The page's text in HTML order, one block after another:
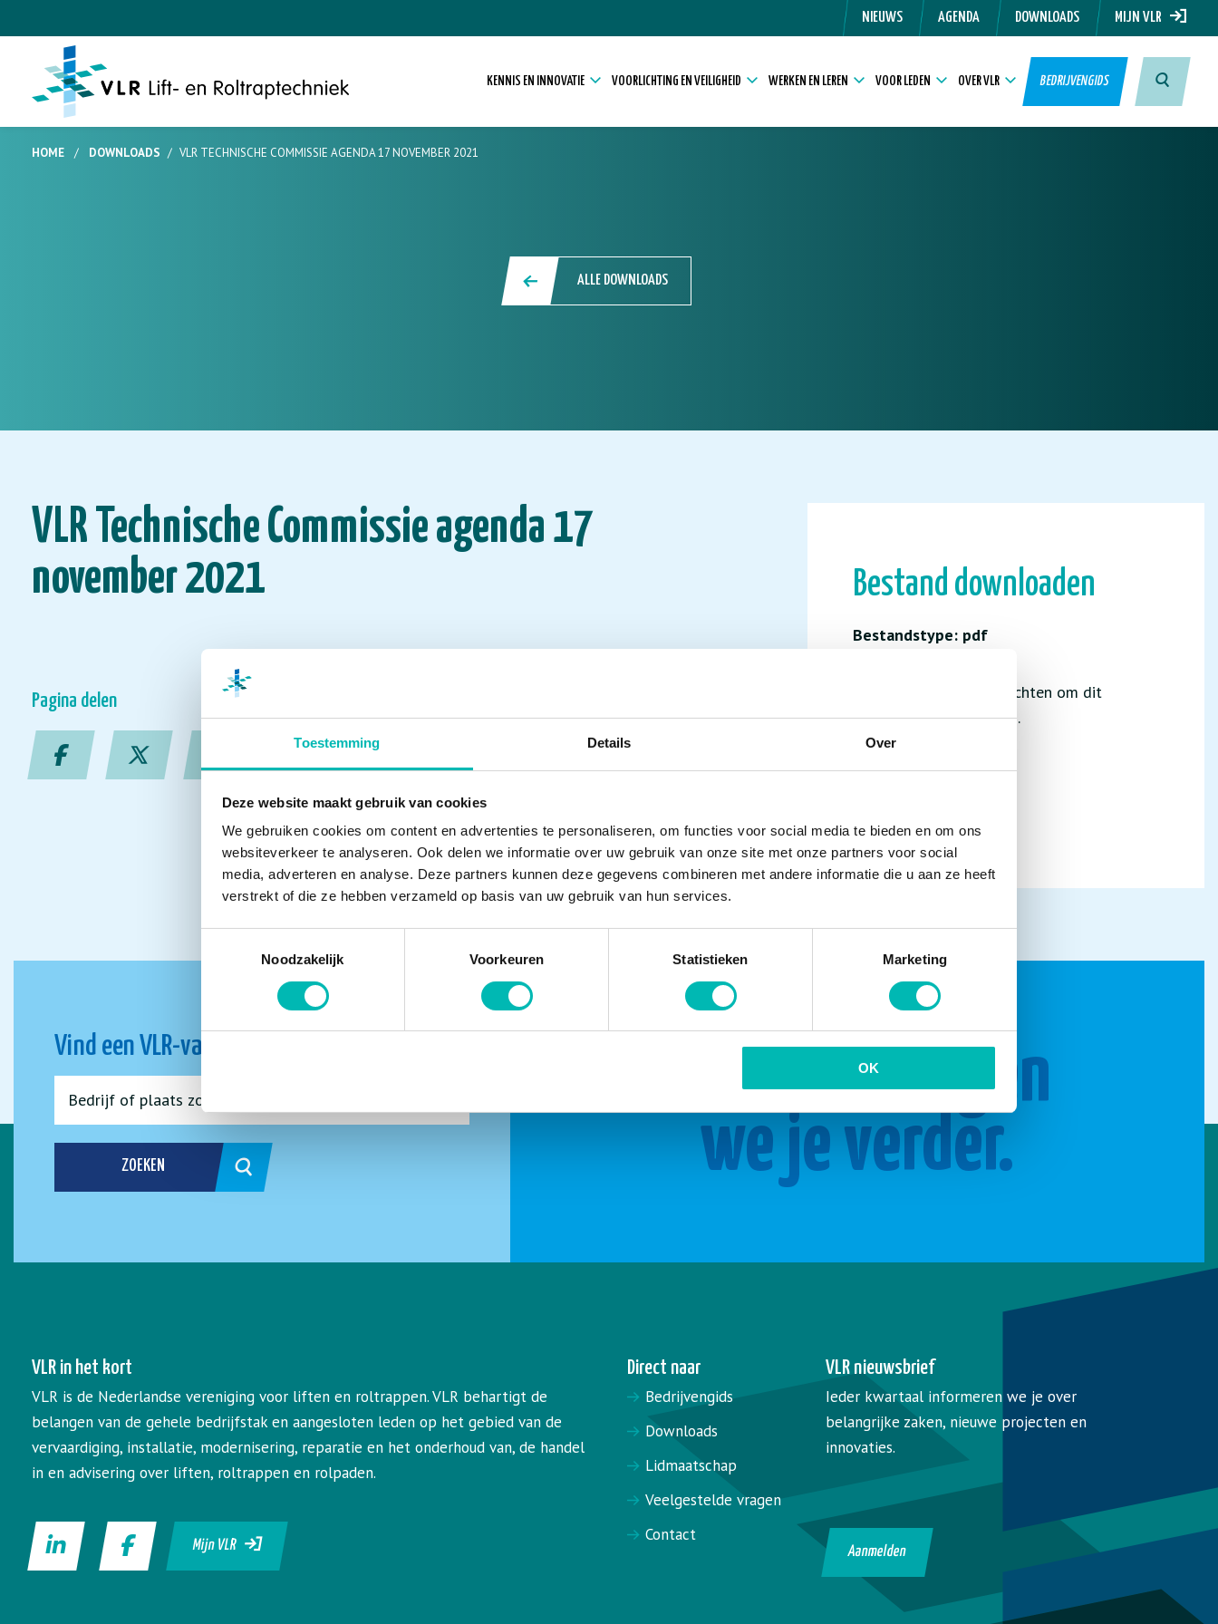
Toestemming Details Over
Deze website maakt gebruik van cookies
We gebruiken cookies om content en advertenties te personaliseren, om functies voor social media te bieden en om ons
websiteverkeer te analyseren. Ook delen we informatie over uw gebruik van onze site met onze partners voor social
media, adverteren en analyse. Deze partners kunnen deze gegevens combineren met andere informatie die u aan ze heeft
verstrekt of die ze hebben verzameld op basis van uw gebruik van hun services.
Noodzakelijk
Voorkeuren Statistieken Marketing
OK
NIEUWS AGENDA DOWNLOADS MIJN VLR
KENNIS EN INNOVATIE VOORLICHTING EN VEILIGHEID WERKEN EN LEREN VOOR LEDEN OVER VLR BEDRIJVENGIDS
HOME / DOWNLOADS / VLR TECHNISCHE COMMISSIE AGENDA 17 NOVEMBER 2021
ALLE DOWNLOADS
VLR Technische Commissie agenda 17
november 2021
Pagina delen
Bestand downloaden
Bestandstype: pdf
Je hebt niet de juiste rechten om dit
bestand te downloaden.
Vind een VLR-vakbedrijf bij jou in de buurt
ZOEKEN
Samen brengen
we je verder.
VLR in het kort
VLR is de Nederlandse vereniging voor liften en roltrappen. VLR behartigt de
belangen van de gehele bedrijfstak en aangesloten leden op het gebied van de
vervaardiging, installatie, modernisering, reparatie en het onderhoud van, de handel
in en advisering over liften, roltrappen en rolpaden.
Mijn VLR
Direct naar
Bedrijvengids
Downloads
Lidmaatschap
Veelgestelde vragen
Contact
VLR nieuwsbrief
Ieder kwartaal informeren we je over
belangrijke zaken, nieuwe projecten en
innovaties.
Aanmelden